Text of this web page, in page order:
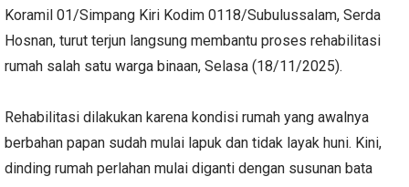
Koramil 01/Simpang Kiri Kodim 0118/Subulussalam, Serda
Hosnan, turut terjun langsung membantu proses rehabilitasi
rumah salah satu warga binaan, Selasa (18/11/2025).
Rehabilitasi dilakukan karena kondisi rumah yang awalnya
berbahan papan sudah mulai lapuk dan tidak layak huni. Kini,
dinding rumah perlahan mulai diganti dengan susunan bata